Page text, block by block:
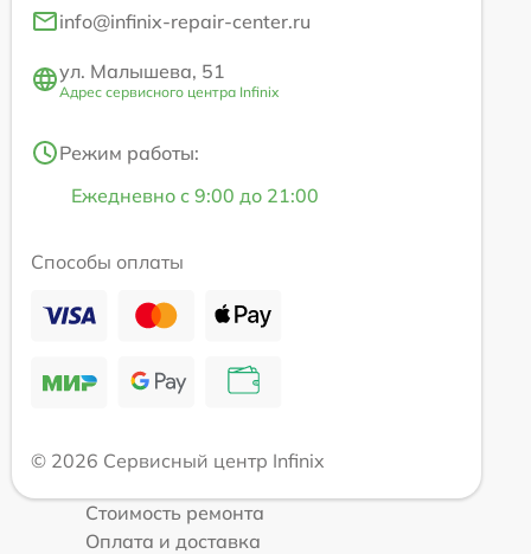
info@infinix-repair-center.ru
ул. Малышева, 51
Адрес сервисного центра Infinix
Режим работы:
Ежедневно с 9:00 до 21:00
Способы оплаты
© 2026 Сервисный центр Infinix
Стоимость ремонта
Оплата и доставка